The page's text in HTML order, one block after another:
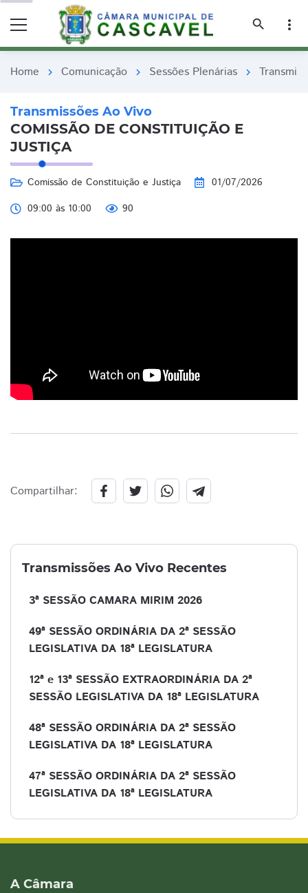
search
more_vert
Home chevron_right Comunicação chevron_right Sessões Plenárias chevron_right
Transmissões Ao Vivo
COMISSÃO DE CONSTITUIÇÃO E
JUSTIÇA
Comissão de Constituição e Justiça
01/07/2026
09:00 às 10:00
90
Compartilhar:
Transmissões Ao Vivo Recentes
3ª SESSÃO CAMARA MIRIM 2026
49ª SESSÃO ORDINÁRIA DA 2ª SESSÃO
LEGISLATIVA DA 18ª LEGISLATURA
12ª e 13ª SESSÃO EXTRAORDINÁRIA DA 2ª
SESSÃO LEGISLATIVA DA 18ª LEGISLATURA
48ª SESSÃO ORDINÁRIA DA 2ª SESSÃO
LEGISLATIVA DA 18ª LEGISLATURA
47ª SESSÃO ORDINÁRIA DA 2ª SESSÃO
LEGISLATIVA DA 18ª LEGISLATURA
A Câmara